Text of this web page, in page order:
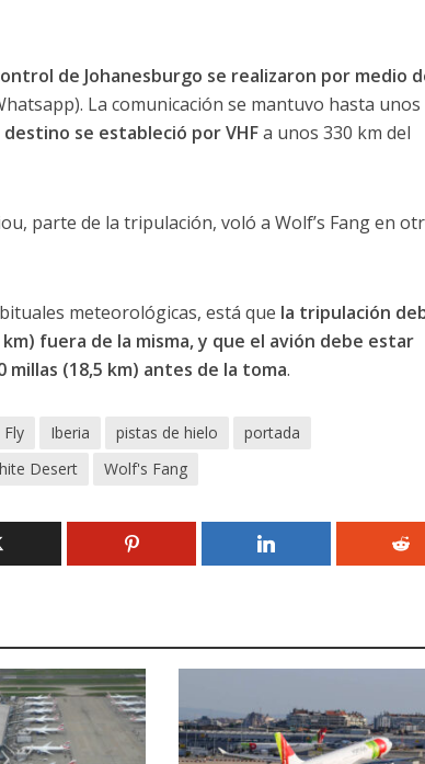
de Johanesburgo se realizaron por medio
La comunicación se mantuvo hasta unos
se estableció por VHFa unos 330 km del
parte de la tripulación, voló a Wolf’s Fang en
meteorológicas, está que la tripulación
fuera de la misma, y que el avión debe estar
(18,5 km) antes de la toma.
Fly Iberia pistas de hielo
portada
Desert Wolf's Fang